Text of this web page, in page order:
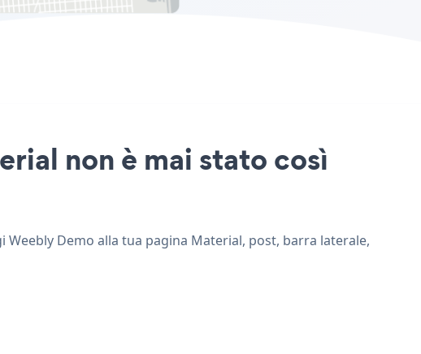
non è mai stato così
Demo alla tua pagina Material, post, barra laterale,